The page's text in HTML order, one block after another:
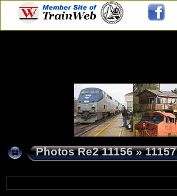
Photos Re2 11156»11157